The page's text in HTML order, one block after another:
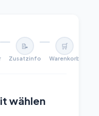
📝
Zusatzinfo
🛒
Warenkorb
wählen